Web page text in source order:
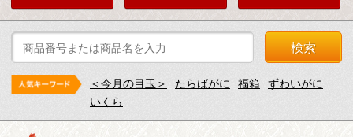
検索
＜今月の目玉＞ たらばがに 福箱 ずわいがに
いくら